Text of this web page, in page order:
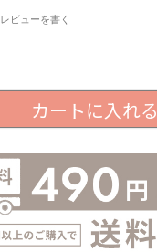
レビューを書く
カートに入れる